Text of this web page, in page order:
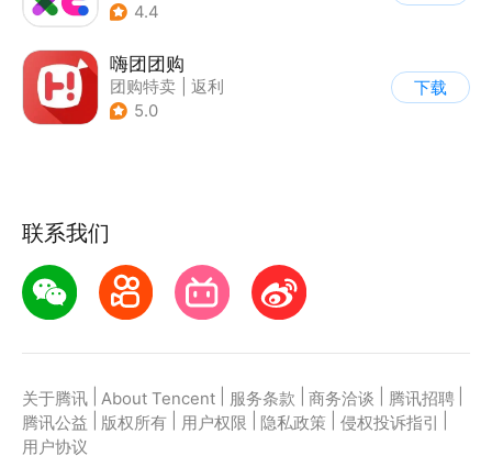
4.4
嗨团团购
团购特卖
返利
5.0
下载
联系我们
关于腾讯 About Tencent 服务条款 商务洽谈 腾讯招聘
腾讯公益
版权所有 用户权限 隐私政策 侵权投诉指引
用户协议